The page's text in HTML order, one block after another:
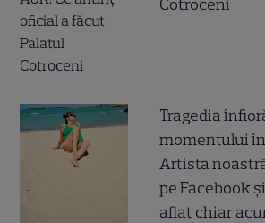
Cotroceni
Tragedia
momentului
Artista
pe Facebook
aflat chiar